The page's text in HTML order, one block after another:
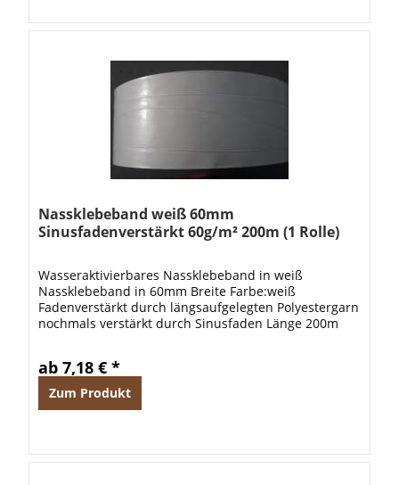
Nassklebeband weiß 60mm
Sinusfadenverstärkt 60g/m² 200m (1 Rolle)
Wasseraktivierbares Nassklebeband in weiß
Nassklebeband in 60mm Breite Farbe:weiß
Fadenverstärkt durch längsaufgelegten Polyestergarn
nochmals verstärkt durch Sinusfaden Länge 200m
ab 7,18 € *
Zum Produkt